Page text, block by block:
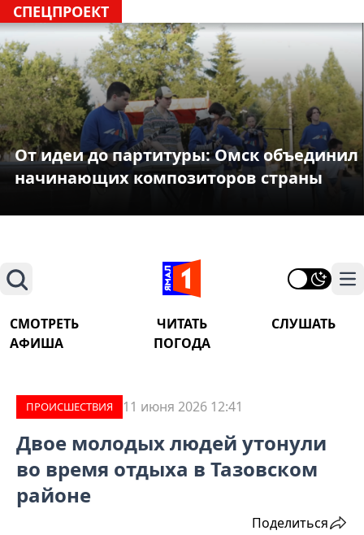
СПЕЦПРОЕКТ
От идеи до партитуры: Омск объединил
начинающих композиторов страны
Поиск
СМОТРЕТЬ ЧИТАТЬ
СЛУШАТЬ
АФИША
ПОГОДА
ПРОИCШЕСТВИЯ 11 июня 2026 12:41
Двое молодых людей утонули
во время отдыха в Тазовском
районе
Поделиться